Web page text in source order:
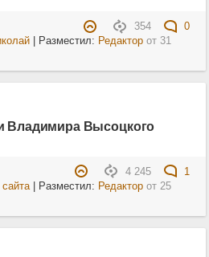
354
0
| Разместил: Редакторот 31
Владимира Высоцкого
4 245
1
| Разместил: Редакторот 25